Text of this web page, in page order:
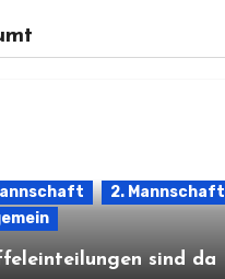
2. Mannschaft
sind da